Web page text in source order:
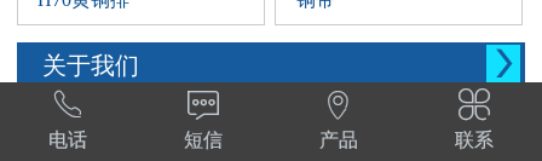
关于我们 
西安晨腾物资有限公司 常年销售铜管，铜棒。
铜棒，铜排等。材质:T1,T2,T3,TP2,Tu1,TU2,

电话

短信

产品

联系